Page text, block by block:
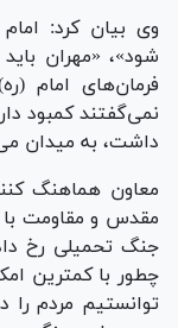
وی بیان کرد:
شود»، «مهران
فرمان‌های امام
نمی‌گفتند کمبود
داشت، به میدان
معاون هماهنگ
مقدس و مقاومت با
جنگ تحمیلی رخ
چطور با کمترین
توانستیم مردم